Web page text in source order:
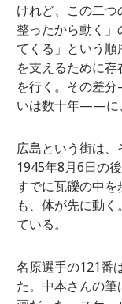
けれど、この二
整ったから動く
てくる」という
を支えるために
を行く。その差
いは数十年——に
広島という街は、
1945年8月6日の
すでに瓦礫の中を
も、体が先に動
ている。
名原選手の121番
た。中本さんの